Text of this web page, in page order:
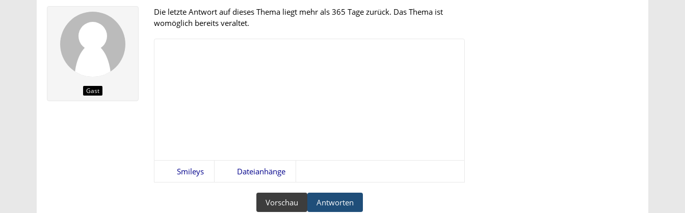
Gast
Die letzte Antwort auf dieses Thema liegt mehr als 365 Tage zurück. Das Thema ist
womöglich bereits veraltet.
Smileys Dateianhänge
Antworten
Vorschau